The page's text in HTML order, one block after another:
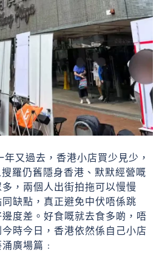
又過去，香港小店買少見少，
羅仍舊隱身香港、默默經營嘅
，兩個人出街拍拖可以慢慢
缺點，真正避免中伏唔係跳
度差。好食嘅就去食多啲，唔
時今日，香港依然係自己小店
廣場篇﹕